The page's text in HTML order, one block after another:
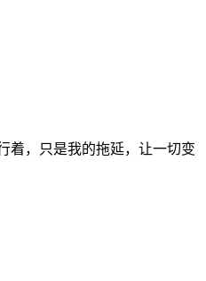
着，只是我的拖延，让一切变